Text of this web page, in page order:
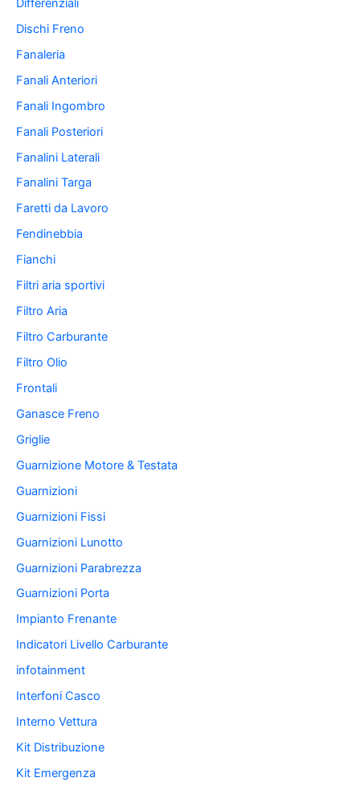
Differenziali
Dischi Freno
Fanaleria
Fanali Anteriori
Fanali Ingombro
Fanali Posteriori
Fanalini Laterali
Fanalini Targa
Faretti da Lavoro
Fendinebbia
Fianchi
Filtri aria sportivi
Filtro Aria
Filtro Carburante
Filtro Olio
Frontali
Ganasce Freno
Griglie
Guarnizione Motore & Testata
Guarnizioni
Guarnizioni Fissi
Guarnizioni Lunotto
Guarnizioni Parabrezza
Guarnizioni Porta
Impianto Frenante
Indicatori Livello Carburante
infotainment
Interfoni Casco
Interno Vettura
Kit Distribuzione
Kit Emergenza